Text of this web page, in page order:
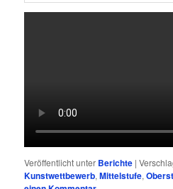
Veröffentlicht unter Berichte |
Kunstwettbewerb,Mittelstufe,